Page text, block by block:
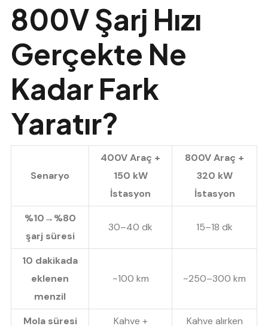
800V Şarj Hızı
Gerçekte Ne
Kadar Fark
Yaratır?
Senaryo
400V Araç +
150 kW
İstasyon
800V Araç +
320 kW
İstasyon
%10→%80
şarj süresi
30–40 dk 15–18 dk
10 dakikada
eklenen
menzil
~100 km ~250–300 km
Mola süresi Kahve + Kahve alırken